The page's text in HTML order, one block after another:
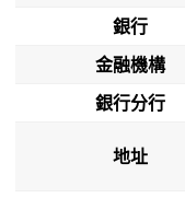
銀行
金融機構
銀行分行
地址